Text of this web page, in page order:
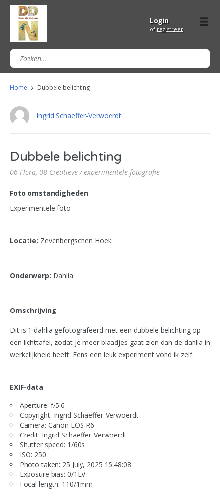
Login
of registreer
Home Dubbele belichting
Ingrid Schaeffer-Verwoerdt
Dubbele belichting
06-Flora, 08-Creatieve / experimentele fotografie
Foto omstandigheden
Experimentele foto
Locatie: Zevenbergschen Hoek
Onderwerp: Dahlia
Omschrijving
Dit is 1 dahlia gefotografeerd met een dubbele belichting op
een lichttafel, zodat je meer blaadjes gaat zien dan de dahlia in
werkelijkheid heeft. Eens een leuk experiment vond ik zelf.
EXIF-data
Aperture: f/5.6
Copyright: Ingrid Schaeffer-Verwoerdt
Camera: Canon EOS R6
Credit: Ingrid Schaeffer-Verwoerdt
Shutter speed: 1/60s
ISO: 250
Photo taken: 25 July, 2025 15:48:08
Exposure bias: 0/1EV
Focal length: 110/1mm